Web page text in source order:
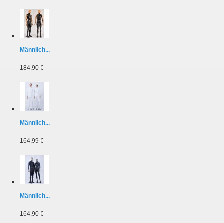
Männlich...
184,90 €
Männlich...
164,99 €
Männlich...
164,90 €